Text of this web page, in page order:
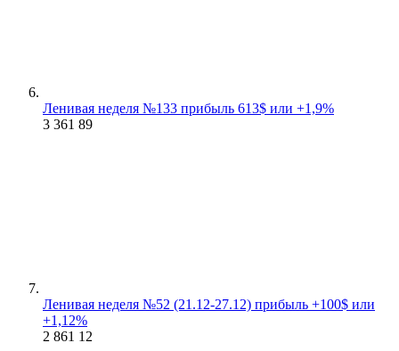
Ленивая неделя №133 прибыль 613$ или +1,9%
3 361 89
Ленивая неделя №52 (21.12-27.12) прибыль +100$ или
+1,12%
2 861 12